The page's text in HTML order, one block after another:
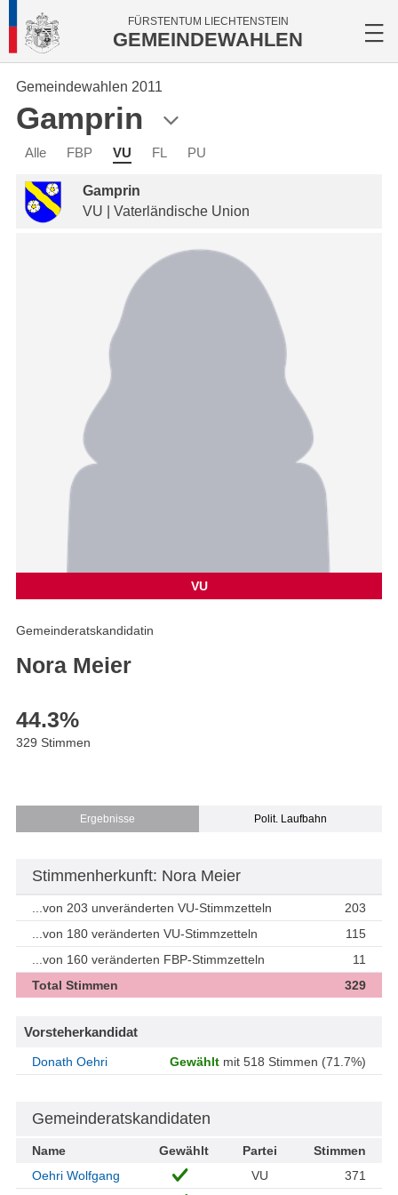
FÜRSTENTUM LIECHTENSTEIN
GEMEINDEWAHLEN
Gemeindewahlen 2011
Gamprin
Alle FBP VU FL PU
Gamprin
VU | Vaterländische Union
VU
Gemeinderatskandidatin
Nora Meier
44.3%
329 Stimmen
Ergebnisse Polit. Laufbahn
Stimmenherkunft: Nora Meier
...von 203 unveränderten VU-Stimmzetteln
203
...von 180 veränderten VU-Stimmzetteln
115
...von 160 veränderten FBP-Stimmzetteln
11
Total Stimmen
329
Vorsteherkandidat
Donath Oehri Gewählt mit 518 Stimmen (71.7%)
Gemeinderatskandidaten
Name Gewählt Partei
Stimmen
Oehri Wolfgang
VU
371